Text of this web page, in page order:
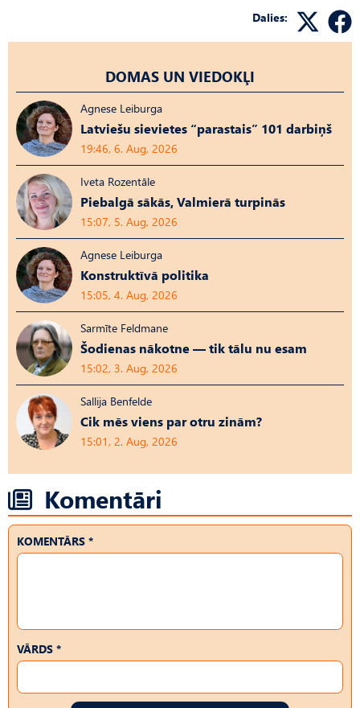
Dalies:
DOMAS UN VIEDOKĻI
Agnese Leiburga
Latviešu sievietes “parastais” 101 darbiņš
19:46, 6. Aug, 2026
Iveta Rozentāle
Piebalgā sākās, Valmierā turpinās
15:07, 5. Aug, 2026
Agnese Leiburga
Konstruktīvā politika
15:05, 4. Aug, 2026
Sarmīte Feldmane
Šodienas nākotne — tik tālu nu esam
15:02, 3. Aug, 2026
Sallija Benfelde
Cik mēs viens par otru zinām?
15:01, 2. Aug, 2026
Komentāri
KOMENTĀRS *
VĀRDS *